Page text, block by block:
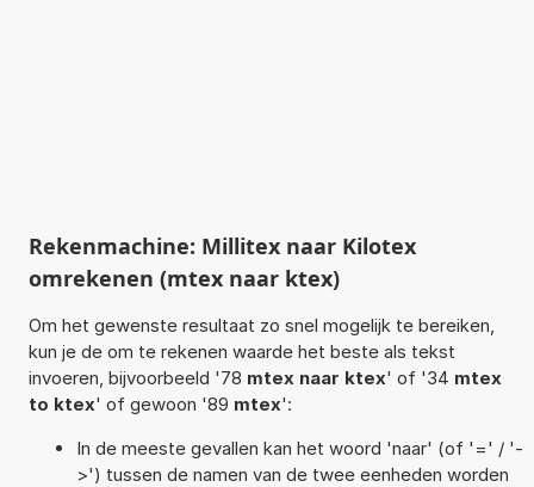
Rekenmachine: Millitex naar Kilotex
omrekenen (mtex naar ktex)
Om het gewenste resultaat zo snel mogelijk te bereiken,
kun je de om te rekenen waarde het beste als tekst
invoeren, bijvoorbeeld '78 mtex naar ktex' of '34 mtex
to ktex' of gewoon '89 mtex':
In de meeste gevallen kan het woord 'naar' (of '=' / '-
>') tussen de namen van de twee eenheden worden